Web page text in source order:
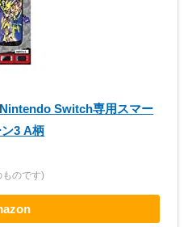
Nintendo Switch専用スマー
ン3 A柄
のです)